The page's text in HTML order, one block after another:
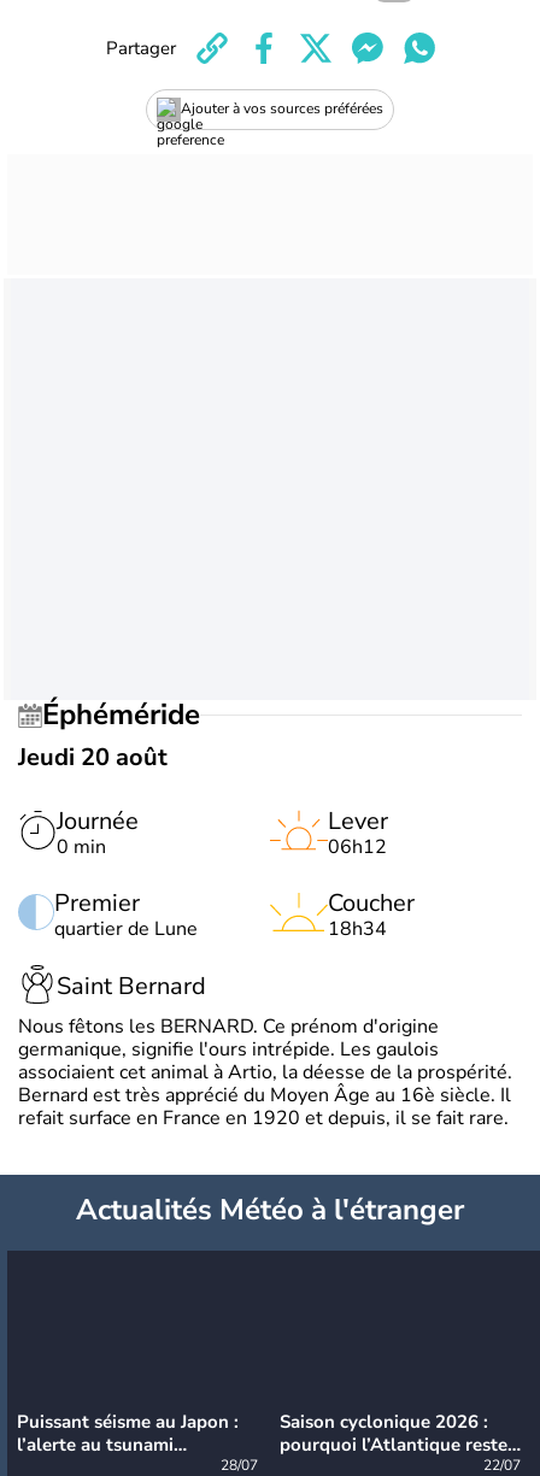
Ajouter à vos sources préférées
Partager
Éphéméride
Jeudi 20 août
Journée
0 min
Premier
quartier de Lune
Lever
06h12
Coucher
18h34
Saint Bernard
Nous fêtons les BERNARD. Ce prénom d'origine
germanique, signifie l'ours intrépide. Les gaulois
associaient cet animal à Artio, la déesse de la prospérité.
Bernard est très apprécié du Moyen Âge au 16è siècle. Il
refait surface en France en 1920 et depuis, il se fait rare.
Actualités Météo à l'étranger
Puissant séisme au Japon :
l’alerte au tsunami
28/07
Saison cyclonique 2026 :
pourquoi l’Atlantique reste
22/07